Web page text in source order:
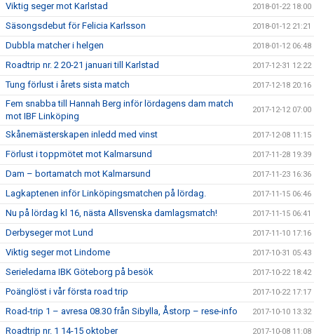
Viktig seger mot Karlstad 2018-01-22 18:00
Säsongsdebut för Felicia Karlsson 2018-01-12 21:21
Dubbla matcher i helgen 2018-01-12 06:48
Roadtrip nr. 2 20-21 januari till Karlstad 2017-12-31 12:22
Tung förlust i årets sista match 2017-12-18 20:16
Fem snabba till Hannah Berg inför lördagens dam match
mot IBF Linköping
2017-12-12 07:00
Skånemästerskapen inledd med vinst 2017-12-08 11:15
Förlust i toppmötet mot Kalmarsund 2017-11-28 19:39
Dam – bortamatch mot Kalmarsund 2017-11-23 16:36
Lagkaptenen inför Linköpingsmatchen på lördag. 2017-11-15 06:46
Nu på lördag kl 16, nästa Allsvenska damlagsmatch! 2017-11-15 06:41
Derbyseger mot Lund 2017-11-10 17:16
Viktig seger mot Lindome 2017-10-31 05:43
Serieledarna IBK Göteborg på besök 2017-10-22 18:42
Poänglöst i vår första road trip 2017-10-22 17:17
Road-trip 1 – avresa 08.30 från Sibylla, Åstorp – rese-info 2017-10-10 13:32
Roadtrip nr. 1 14-15 oktober 2017-10-08 11:08